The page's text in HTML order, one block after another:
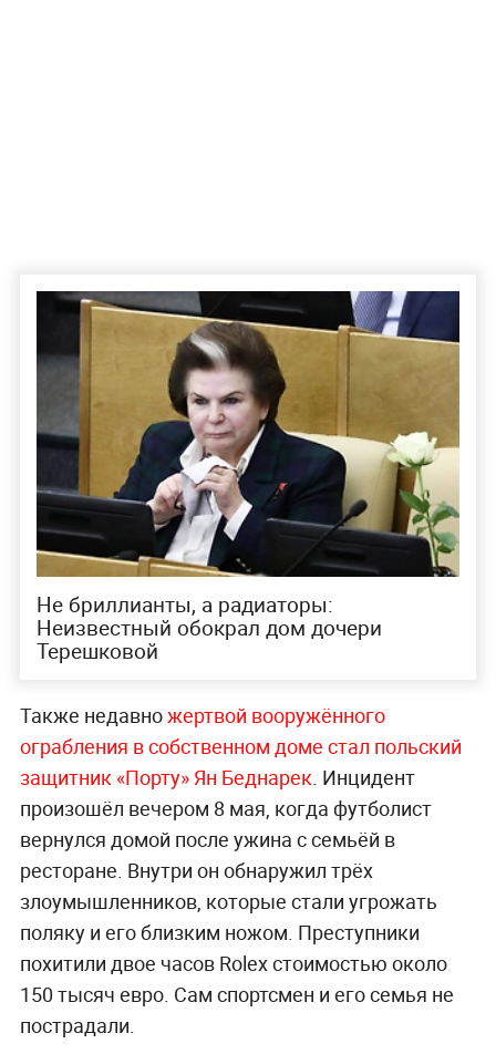
Не бриллианты, а радиаторы:
Неизвестный обокрал дом дочери
Терешковой
Также недавножертвой вооружённого
ограбления в собственном доме стал польский
защитник «Порту» Ян Беднарек . Инцидент
произошёл вечером 8 мая, когда футболист
вернулся домой после ужина с семьёй в
ресторане. Внутри он обнаружил трёх
злоумышленников, которые стали угрожать
поляку и его близким ножом. Преступники
похитили двое часов Rolex стоимостью около
150 тысяч евро. Сам спортсмен и его семья не
пострадали.